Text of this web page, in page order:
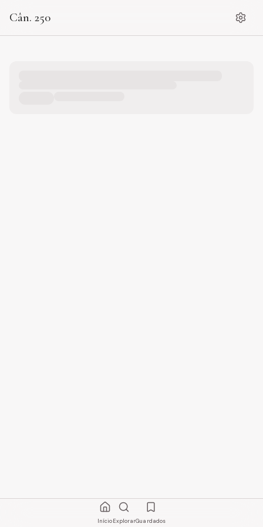
Cân. 250
InícioExplorarGuardados